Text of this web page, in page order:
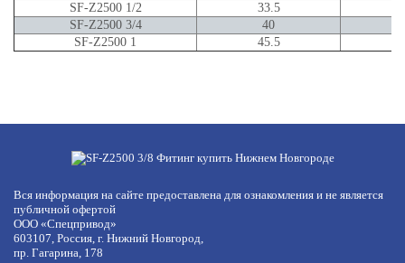
SF-Z2500 1/2
33.5
SF-Z2500 3/4
40
SF-Z2500 1
45.5
Вся информация на сайте предоставлена для ознакомления и не является
публичной офертой
ООО «Спецпривод»
603107, Россия, г. Нижний Новгород,
пр. Гагарина, 178